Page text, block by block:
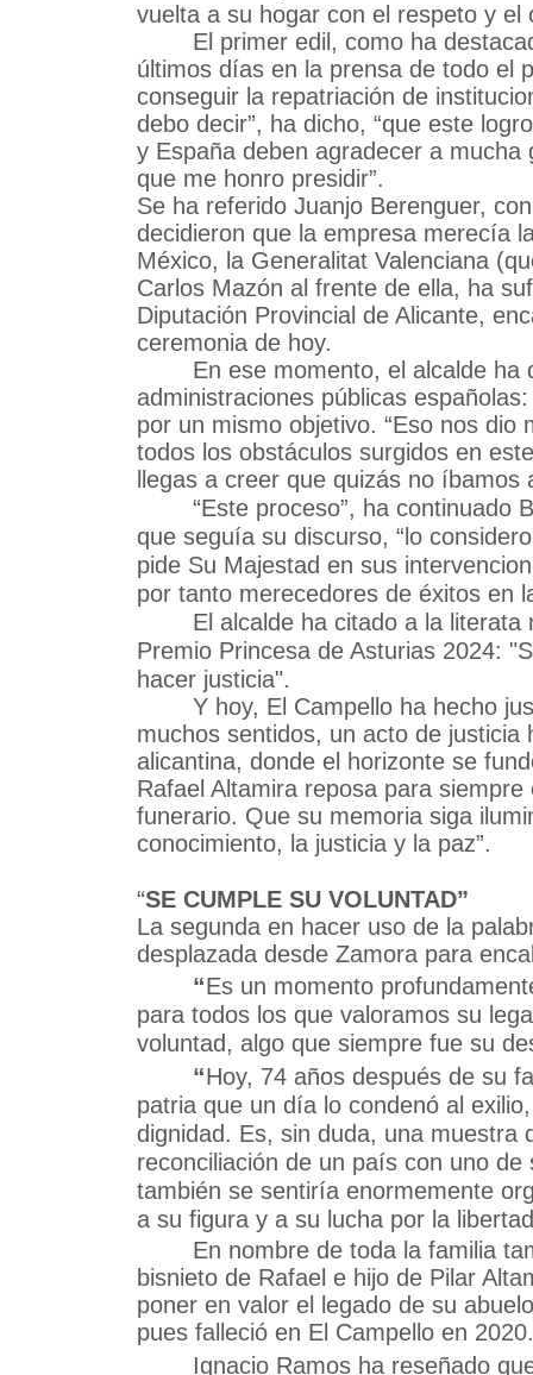
vuelta a su hogar con el respeto y el
El primer edil, como ha
últimos días en la prensa de todo el
conseguir la repatriación de
debo decir”, ha dicho, “que este
y España deben agradecer a
que me honro presidir”.
Se ha referido Juanjo Berenguer,
decidieron que la empresa merecía
México, la Generalitat Valenciana
Carlos Mazón al frente de ella, ha
Diputación Provincial de Alicante,
ceremonia de hoy.
En ese momento, el alcalde ha
administraciones públicas
por un mismo objetivo. “Eso nos
todos los obstáculos surgidos en
llegas a creer que quizás no íbamos
“Este proceso”, ha continuado
que seguía su discurso, “lo
pide Su Majestad en sus
por tanto merecedores de éxitos en
El alcalde ha citado a la literata
Premio Princesa de Asturias 2024:
hacer justicia".
Y hoy, El Campello ha hecho
muchos sentidos, un acto de
alicantina, donde el horizonte se
Rafael Altamira reposa para
funerario. Que su memoria siga
conocimiento, la justicia y la paz”.
“SE CUMPLE SU VOLUNTAD”
La segunda en hacer uso de la
desplazada desde Zamora para
“Es un momento
para todos los que valoramos su
voluntad, algo que siempre fue su
“Hoy, 74 años después de su
patria que un día lo condenó al
dignidad. Es, sin duda, una muestra
reconciliación de un país con uno
también se sentiría enormemente
a su figura y a su lucha por la
En nombre de toda la familia
bisnieto de Rafael e hijo de Pilar
poner en valor el legado de su
pues falleció en El Campello en 2020.
Ignacio Ramos ha reseñado